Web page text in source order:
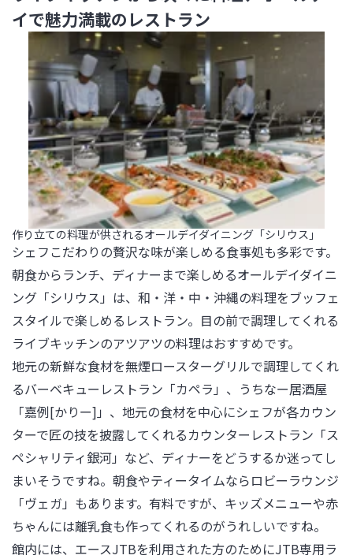
イで魅力満載のレストラン
作り立ての料理が供されるオールデイダイニング「シリウス」
シェフこだわりの贅沢な味が楽しめる食事処も多彩です。
朝食からランチ、ディナーまで楽しめるオールデイダイニ
ング「シリウス」は、和・洋・中・沖縄の料理をブッフェ
スタイルで楽しめるレストラン。目の前で調理してくれる
ライブキッチンのアツアツの料理はおすすめです。
地元の新鮮な食材を無煙ロースターグリルで調理してくれ
るバーベキューレストラン「カペラ」、うちなー居酒屋
「嘉例[かりー]」、地元の食材を中心にシェフが各カウン
ターで匠の技を披露してくれるカウンターレストラン「ス
ペシャリティ銀河」など、ディナーをどうするか迷ってし
まいそうですね。朝食やティータイムならロビーラウンジ
「ヴェガ」もあります。有料ですが、キッズメニューや赤
ちゃんには離乳食も作ってくれるのがうれしいですね。
館内には、エースJTBを利用された方のためにJTB専用ラ